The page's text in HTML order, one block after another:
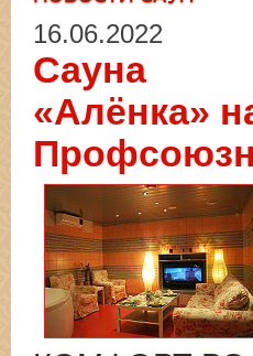
16.06.2022
Сауна
«Алёнка»